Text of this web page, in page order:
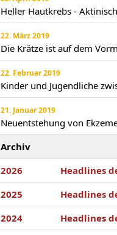
Heller Hautkrebs -
22. März 2019
Die Krätze ist auf dem
22. Februar 2019
Kinder und Jugendliche
21. Januar 2019
Neuentstehung von
Archiv
2026
Headlines
2025
Headlines
2024
Headlines